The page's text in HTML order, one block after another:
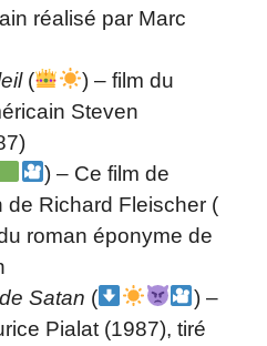
réalisé par Marc
(
) – film du
Steven
) – Ce film de
de Richard Fleischer (
roman éponyme de
Satan (
) –
Pialat (1987), tiré